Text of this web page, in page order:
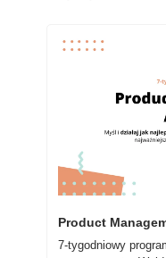
Product
7-tygodniowy